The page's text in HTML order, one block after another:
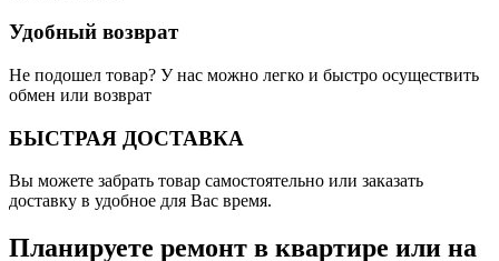
Удобный возврат
Не подошел товар? У нас можно легко и быстро осуществить
обмен или возврат
БЫСТРАЯ ДОСТАВКА
Вы можете забрать товар самостоятельно или заказать
доставку в удобное для Вас время.
Планируете ремонт в квартире или на